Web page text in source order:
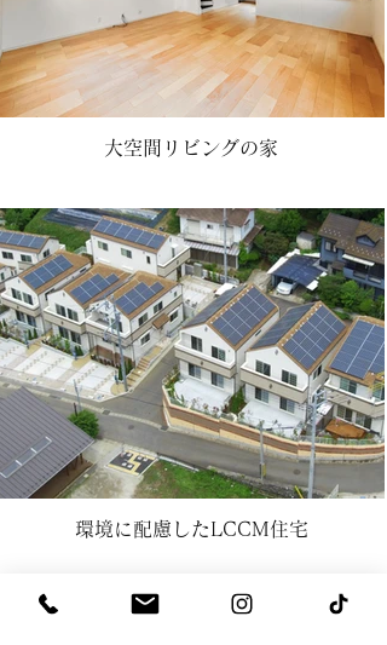
大空間リビングの家
環境に配慮したLCCM住宅